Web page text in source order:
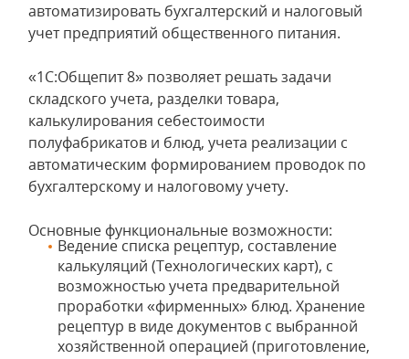
автоматизировать бухгалтерский и налоговый
учет предприятий общественного питания.
«1C:Общепит 8» позволяет решать задачи
складского учета, разделки товара,
калькулирования себестоимости
полуфабрикатов и блюд, учета реализации с
автоматическим формированием проводок по
бухгалтерскому и налоговому учету.
Основные функциональные возможности:
Ведение списка рецептур, составление
калькуляций (Технологических карт), с
возможностью учета предварительной
проработки «фирменных» блюд. Хранение
рецептур в виде документов с выбранной
хозяйственной операцией (приготовление,